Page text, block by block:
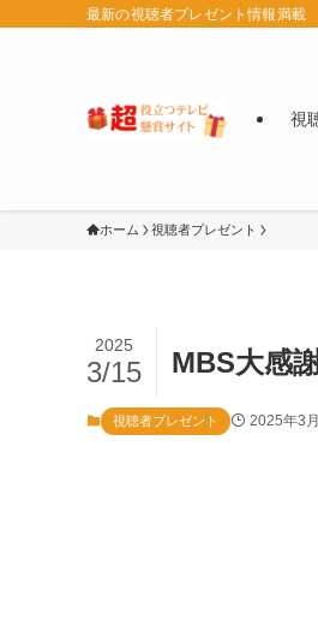
最新の視聴者プレゼント情報満載
視
ホーム 視聴者プレゼント
MBS大感
2025
3/15
視聴者プレゼント 2025年3